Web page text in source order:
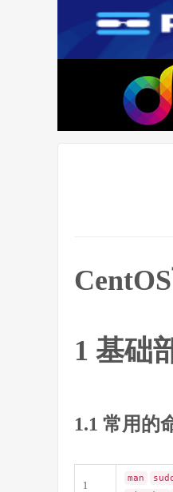
1 基础
1.1 常用的
1
man